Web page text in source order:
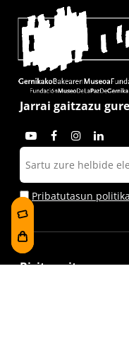
Jarrai gaitzazu
Pribatutasun politika
Bisita gaitzazu